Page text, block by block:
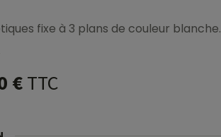
fixe à 3 plans de couleur blanche.
€TTC